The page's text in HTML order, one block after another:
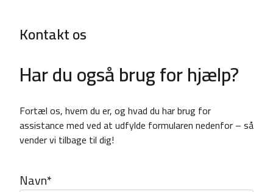
Kontakt os
Har du også brug for hjælp?
Fortæl os, hvem du er, og hvad du har brug for
assistance med ved at udfylde formularen nedenfor – så
vender vi tilbage til dig!
Navn*